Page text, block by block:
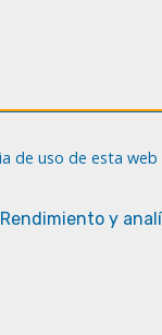
de uso de esta
Rendimiento y